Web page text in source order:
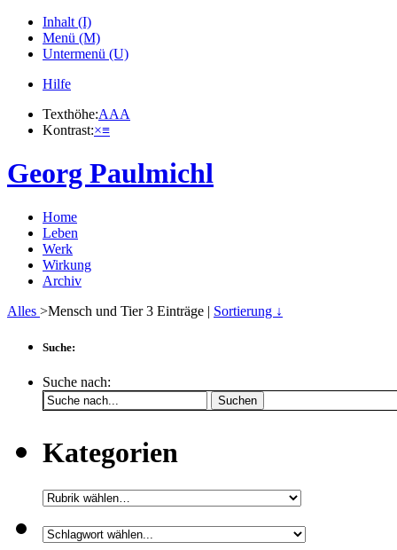
Inhalt (I)
Menü (M)
Untermenü (U)
Hilfe
Texthöhe:AAA
Kontrast:×≡
Georg Paulmichl
Home
Leben
Werk
Wirkung
Archiv
Alles >Mensch und Tier 3 Einträge | Sortierung ↓
Suche:
Suche nach:
Suchen
Kategorien